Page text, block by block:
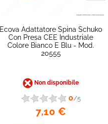
Ecova Adattatore Spina Schuko
Con Presa CEE Industriale
Colore Bianco E Blu - Mod.
20555
Non disponibile
0/5
7,10 €